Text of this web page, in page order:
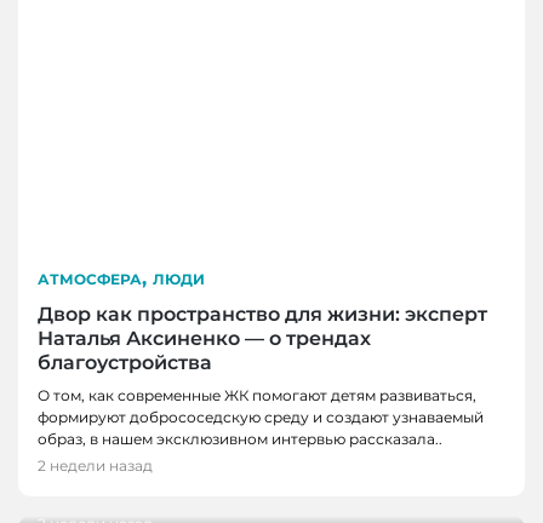
АТМОСФЕРА, ЛЮДИ
Двор как пространство для жизни: эксперт
Наталья Аксиненко — о трендах
благоустройства
О том, как современные ЖК помогают детям развиваться,
формируют добрососедскую среду и создают узнаваемый
образ, в нашем эксклюзивном интервью рассказала..
2 недели назад
ЛЮДИ
От мечты до работы с десятками учеников:
ЛЮДИ